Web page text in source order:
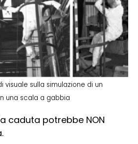
sulla simulazione di un
una scala a gabbia
caduta potrebbe NON